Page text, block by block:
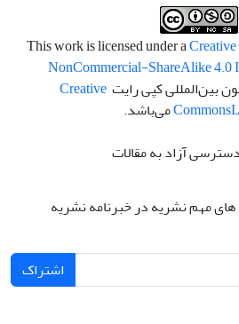
NonCommercial-ShareAlike 4.0
بین‌المللی کپی رایتCreative
Commonsمی‌باشد.
های مهم نشریه در خبرنامه نشریه
اشتراک